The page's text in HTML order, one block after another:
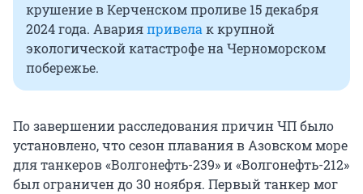
крушение в Керченском проливе 15 декабря
2024 года. Аварияпривела к крупной
экологической катастрофе на Черноморском
побережье.
По завершении расследования причин ЧП было
установлено, что сезон плавания в Азовском море
для танкеров «Волгонефть-239» и «Волгонефть-212»
был ограничен до 30 ноября. Первый танкер мог